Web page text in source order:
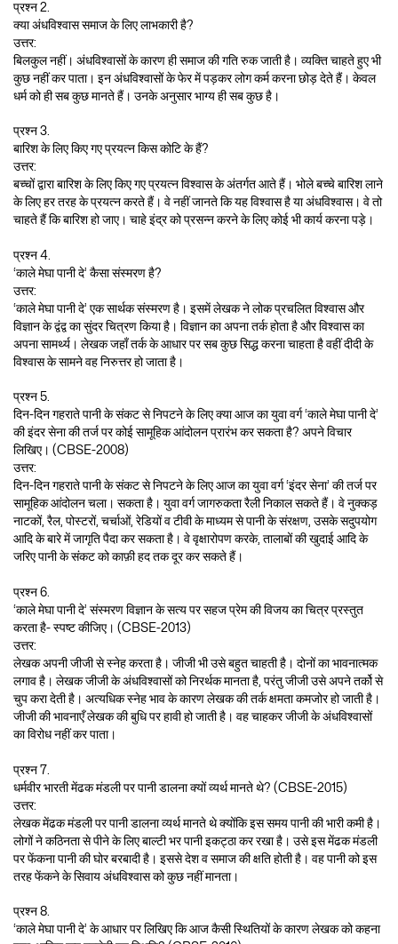
प्रश्न 2.
क्या अंधविश्वास समाज के लिए लाभकारी है?
उत्तर:
बिलकुल नहीं। अंधविश्वासों के कारण ही समाज की गति रुक जाती है। व्यक्ति चाहते हुए भी
कुछ नहीं कर पाता। इन अंधविश्वासों के फेर में पड़कर लोग कर्म करना छोड़ देते हैं। केवल
धर्म को ही सब कुछ मानते हैं। उनके अनुसार भाग्य ही सब कुछ है।
प्रश्न 3.
बारिश के लिए किए गए प्रयत्न किस कोटि के हैं?
उत्तर:
बच्चों द्वारा बारिश के लिए किए गए प्रयत्न विश्वास के अंतर्गत आते हैं। भोले बच्चे बारिश लाने
के लिए हर तरह के प्रयत्न करते हैं। वे नहीं जानते कि यह विश्वास है या अंधविश्वास। वे तो
चाहते हैं कि बारिश हो जाए। चाहे इंद्र को प्रसन्न करने के लिए कोई भी कार्य करना पड़े।
प्रश्न 4.
‘काले मेघा पानी दे’ कैसा संस्मरण है?
उत्तर:
‘काले मेघा पानी दे’ एक सार्थक संस्मरण है। इसमें लेखक ने लोक प्रचलित विश्वास और
विज्ञान के द्वंद्व का सुंदर चित्रण किया है। विज्ञान का अपना तर्क होता है और विश्वास का
अपना सामर्थ्य। लेखक जहाँ तर्क के आधार पर सब कुछ सिद्ध करना चाहता है वहीं दीदी के
विश्वास के सामने वह निरुत्तर हो जाता है।
प्रश्न 5.
दिन-दिन गहराते पानी के संकट से निपटने के लिए क्या आज का युवा वर्ग ‘काले मेघा पानी दे’
की इंदर सेना की तर्ज पर कोई सामूहिक आंदोलन प्रारंभ कर सकता है? अपने विचार
लिखिए। (CBSE-2008)
उत्तर:
दिन-दिन गहराते पानी के संकट से निपटने के लिए आज का युवा वर्ग ‘इंदर सेना’ की तर्ज पर
सामूहिक आंदोलन चला। सकता है। युवा वर्ग जागरुकता रैली निकाल सकते हैं। वे नुक्कड़
नाटकों, रैल, पोस्टरों, चर्चाओं, रेडियों व टीवी के माध्यम से पानी के संरक्षण, उसके सदुपयोग
आदि के बारे में जागृति पैदा कर सकता है। वे वृक्षारोपण करके, तालाबों की खुदाई आदि के
जरिए पानी के संकट को काफ़ी हद तक दूर कर सकते हैं।
प्रश्न 6.
‘काले मेघा पानी दे’ संस्मरण विज्ञान के सत्य पर सहज प्रेम की विजय का चित्र प्रस्तुत
करता है- स्पष्ट कीजिए। (CBSE-2013)
उत्तर:
लेखक अपनी जीजी से स्नेह करता है। जीजी भी उसे बहुत चाहती है। दोनों का भावनात्मक
लगाव है। लेखक जीजी के अंधविश्वासों को निरर्थक मानता है, परंतु जीजी उसे अपने तर्को से
चुप करा देती है। अत्यधिक स्नेह भाव के कारण लेखक की तर्क क्षमता कमजोर हो जाती है।
जीजी की भावनाएँ लेखक की बुधि पर हावी हो जाती है। वह चाहकर जीजी के अंधविश्वासों
का विरोध नहीं कर पाता।
प्रश्न 7.
धर्मवीर भारती मेंढक मंडली पर पानी डालना क्यों व्यर्थ मानते थे? (CBSE-2015)
उत्तर:
लेखक मेंढक मंडली पर पानी डालना व्यर्थ मानते थे क्योंकि इस समय पानी की भारी कमी है।
लोगों ने कठिनता से पीने के लिए बाल्टी भर पानी इकट्ठा कर रखा है। उसे इस मेंढक मंडली
पर फेंकना पानी की घोर बरबादी है। इससे देश व समाज की क्षति होती है। वह पानी को इस
तरह फेंकने के सिवाय अंधविश्वास को कुछ नहीं मानता।
प्रश्न 8.
‘काले मेघा पानी दे’ के आधार पर लिखिए कि आज कैसी स्थितियों के कारण लेखक को कहना